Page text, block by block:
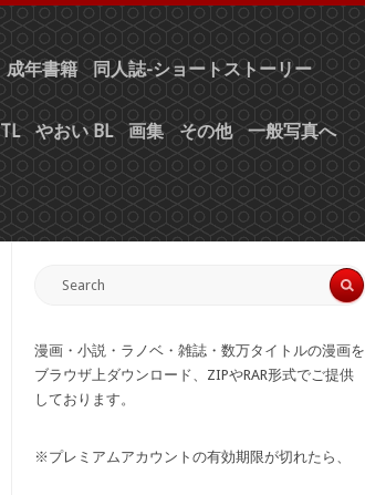
成年書籍 同人誌-ショートストーリー
TL やおい BL 画集 その他 一般写真へ
漫画・小説・ラノベ・雑誌・数万タイトルの漫画を
ブラウザ上ダウンロード、ZIPやRAR形式でご提供
しております。
※プレミアムアカウントの有効期限が切れたら、